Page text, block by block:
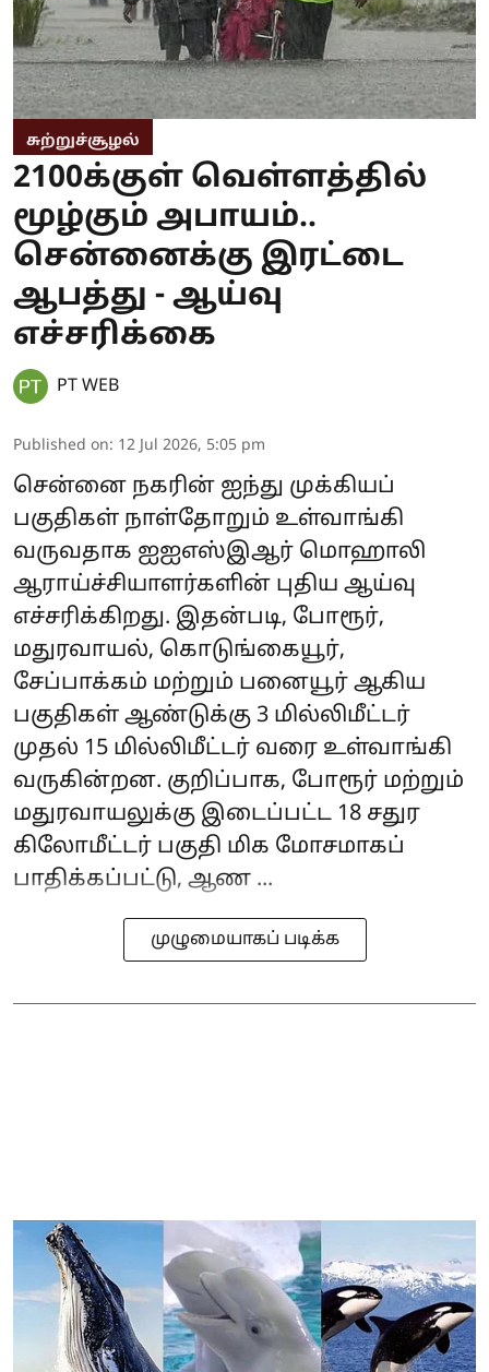
சுற்றுச்சூழல்
2100க்குள் வெள்ளத்தில்
மூழ்கும் அபாயம்..
சென்னைக்கு இரட்டை
ஆபத்து - ஆய்வு
எச்சரிக்கை
PT WEB
Published on: 12 Jul 2026, 5:05 pm
சென்னை நகரின் ஐந்து முக்கியப்
பகுதிகள் நாள்தோறும் உள்வாங்கி
வருவதாக ஐஐஎஸ்இஆர் மொஹாலி
ஆராய்ச்சியாளர்களின் புதிய ஆய்வு
எச்சரிக்கிறது. இதன்படி, போரூர்,
மதுரவாயல், கொடுங்கையூர்,
சேப்பாக்கம் மற்றும் பனையூர் ஆகிய
பகுதிகள் ஆண்டுக்கு 3 மில்லிமீட்டர்
முதல் 15 மில்லிமீட்டர் வரை உள்வாங்கி
வருகின்றன. குறிப்பாக, போரூர் மற்றும்
மதுரவாயலுக்கு இடைப்பட்ட 18 சதுர
கிலோமீட்டர் பகுதி மிக மோசமாகப்
பாதிக்கப்பட்டு, ஆண ...
முழுமையாகப் படிக்க